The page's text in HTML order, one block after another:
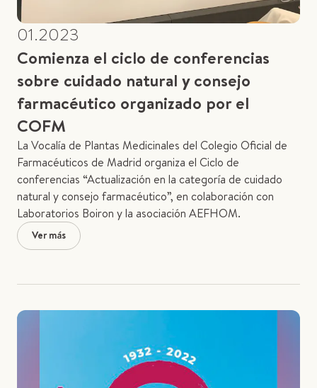
01.2023
Comienza el ciclo de conferencias
sobre cuidado natural y consejo
farmacéutico organizado por el
COFM
La Vocalía de Plantas Medicinales del Colegio Oficial de
Farmacéuticos de Madrid organiza el Ciclo de
conferencias “Actualización en la categoría de cuidado
natural y consejo farmacéutico”, en colaboración con
Laboratorios Boiron y la asociación AEFHOM.
Ver más